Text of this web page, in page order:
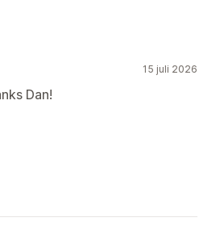
15 juli 2026
Dan!